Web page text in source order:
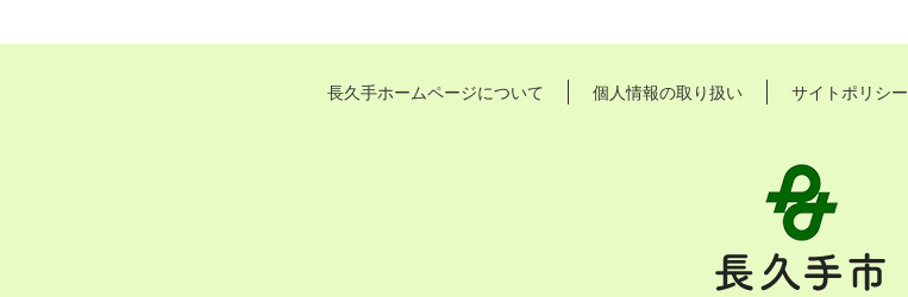
長久手ホームページについて 個人情報の取り扱い サイトポリシー
Nagakute
City